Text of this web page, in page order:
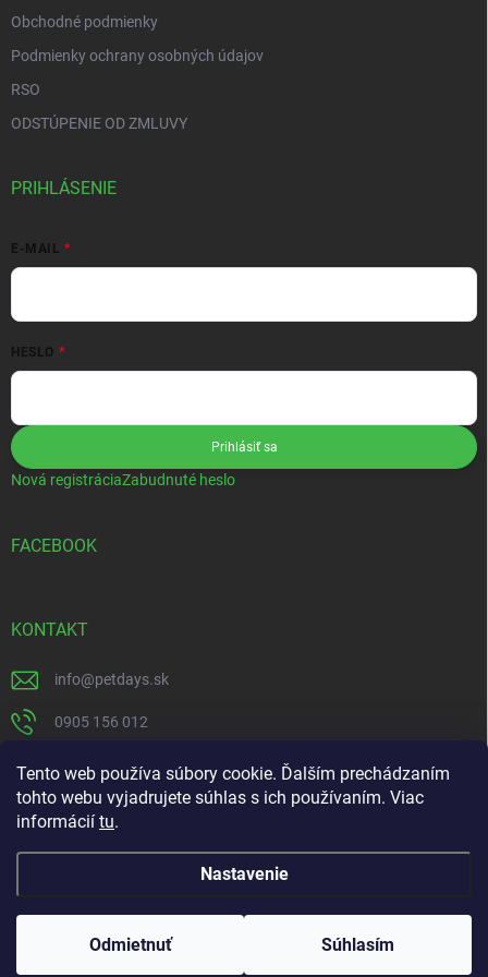
Tento web používa súbory cookie. Ďalším prechádzaním
tohto webu vyjadrujete súhlas s ich používaním. Viac
informácií tu.
Nastavenie
Odmietnuť Súhlasím
Kliešťová sezóna je tu – chráňte svojho miláčika včas.
Obchodné podmienky
Podmienky ochrany osobných údajov
RSO
ODSTÚPENIE OD ZMLUVY
PRIHLÁSENIE
E-MAIL
HESLO
Prihlásiť sa
Nová registráciaZabudnuté heslo
FACEBOOK
KONTAKT
info@petdays.sk
0905 156 012
PetDays
Vytvoril Shoptet
Copyright 2026 . Všetky práva vyhradené.